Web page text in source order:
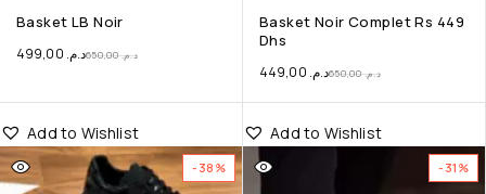
Basket LB Noir
د.م.650,00 د.م.
Basket Noir Complet Rs 449
Dhs
د.م.650,00 د.م.
-38%
Add to Wishlist
-31%
Add to Wishlist